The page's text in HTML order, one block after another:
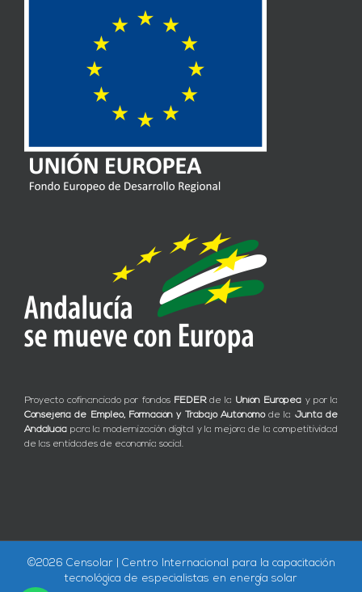
Proyecto cofinanciado por fondos FEDERde la Unión Europea y por la
Consejería de Empleo, Formación y Trabajo Autónomode la Junta de
Andalucía para la modernización digital y la mejora de la competitividad
de las entidades de economía social.
©2026 Censolar | Centro Internacional para la capacitación
tecnológica de especialistas en energía solar